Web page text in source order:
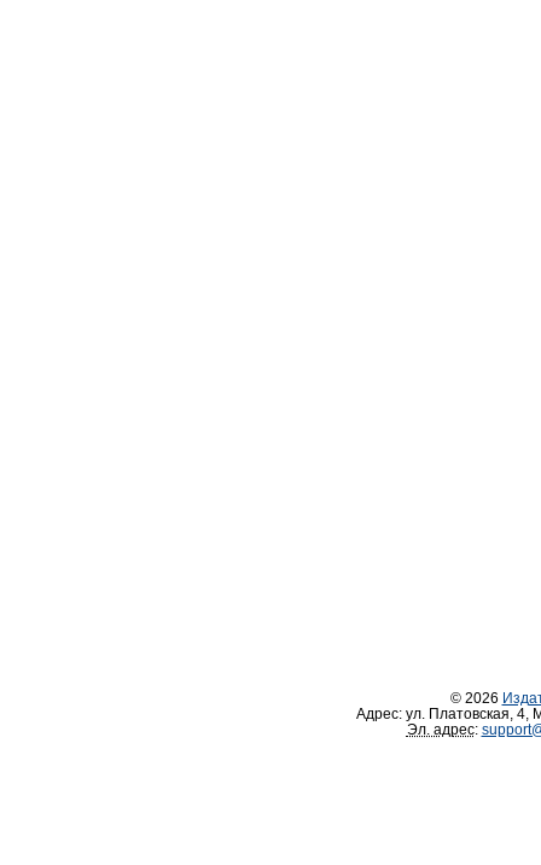
© 2026
Адрес: ул. Платовская, 4
Эл. адрес: